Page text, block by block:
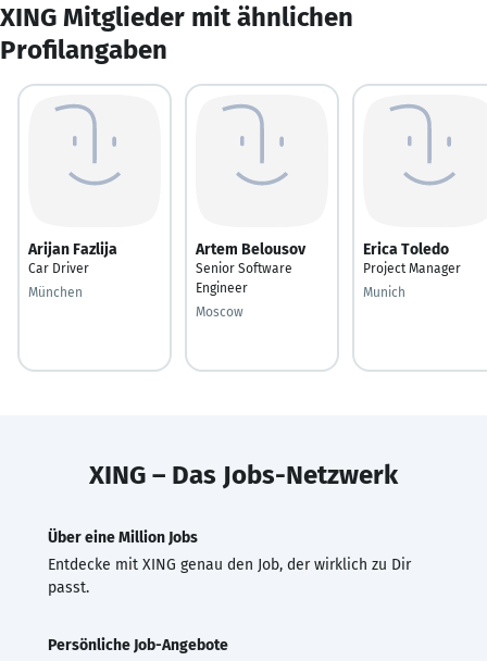
XING Mitglieder mit ähnlichen
Profilangaben
Arijan Fazlija
Car Driver
München
Artem Belousov
Senior Software
Engineer
Moscow
Erica Toledo
Project Manager
Munich
XING – Das Jobs-Netzwerk
Über eine Million Jobs
Entdecke mit XING genau den Job, der wirklich zu Dir
passt.
Persönliche Job-Angebote